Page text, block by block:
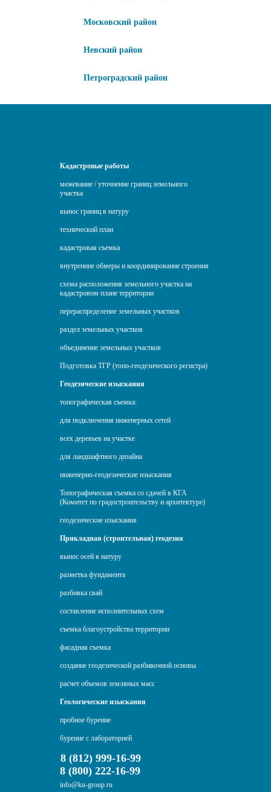
Московский район
Невский район
Петроградский район
Кадастровые работы
межевание / уточнение границ земельного
участка
вынос границ в натуру
технический план
кадастровая съемка
внутренние обмеры и координирование строения
схема расположения земельного участка на
кадастровом плане территории
перераспределение земельных участков
раздел земельных участков
объединение земельных участков
Подготовка ТГР (топо-геодезического регистра)
Геодезические изыскания
топографическая съемка:
для подключения инженерных сетей
всех деревьев на участке
для ландшафтного дизайна
инженерно-геодезические изыскания
Топографическая съемка со сдачей в КГА
(Комитет по градостроительству и архитектуре)
геодезические изыскания
Прикладная (строительная) геодезия
вынос осей в натуру
разметка фундамента
разбивка свай
составление исполнительных схем
съемка благоустройства территории
фасадная съемка
создание геодезической разбивочной основы
расчет объемов земляных масс
Геологические изыскания
пробное бурение
бурение с лабораторией
8 (812) 999-16-99
8 (800) 222-16-99
info@ku-group.ru